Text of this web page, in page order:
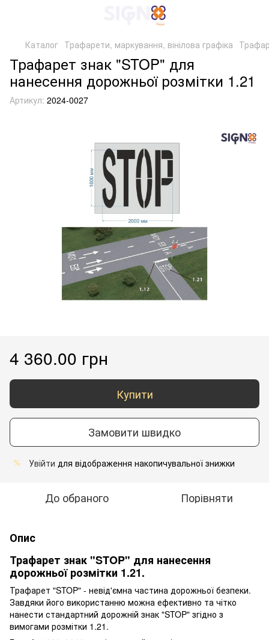
Каталог Трафарети, маркування, вінілова графіка
Трафарет знак "STOP" для
нанесення дорожньої розмітки 1.21
Артикул: 2024-0027
4 360.00 грн
Купити
Замовити швидко
% Увійти для відображення накопичувальної знижки
До обраного Порівняти
Опис
Трафарет знак "STOP" для нанесення
дорожньої розмітки 1.21.
Трафарет "STOP" - невід'ємна частина дорожньої безпеки.
Завдяки його використанню можна ефективно та чітко
нанести стандартний дорожній знак "STOP" згідно з
вимогами розмітки 1.21.